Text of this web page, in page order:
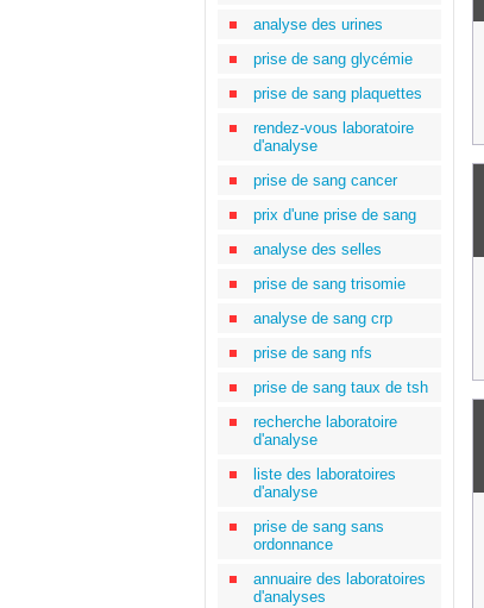
analyse des urines
prise de sang glycémie
prise de sang plaquettes
rendez-vous laboratoire
d'analyse
prise de sang cancer
prix d'une prise de sang
analyse des selles
prise de sang trisomie
analyse de sang crp
prise de sang nfs
prise de sang taux de tsh
recherche laboratoire
d'analyse
liste des laboratoires
d'analyse
prise de sang sans
ordonnance
annuaire des laboratoires
d'analyses